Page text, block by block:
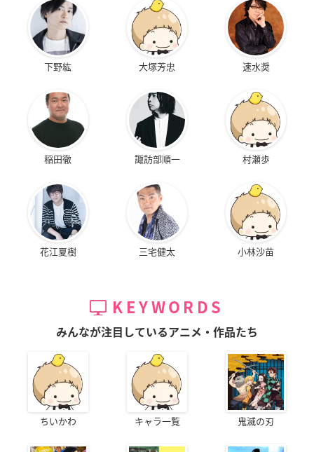
下野紘 大塚芳忠 速水奨
稲田徹 諏訪部順一 村瀬歩
花江夏樹 三宅健太 小林沙苗
KEYWORDS
みんなが注目しているアニメ・作品たち
ちいかわ キャラ一覧 鬼滅の刃